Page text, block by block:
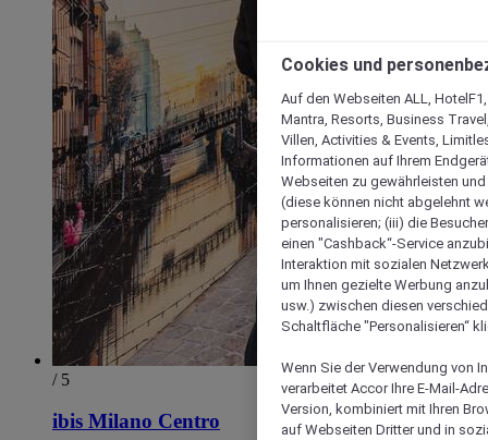
/ 5
ibis Milano Centro
Cookies und
Auf den Webseiten ALL,
Mantra, Resorts, Business
Villen, Activities & Events,
Informationen auf Ihrem
Webseiten zu gewährleisten
(diese können nicht abgelehnt
personalisieren; (iii) die
einen "Cashback“-Service
Interaktion mit sozialen
um Ihnen gezielte Werbung
usw.) zwischen diesen
Schaltfläche "Personalisieren“
Wenn Sie der Verwendung von
verarbeitet Accor Ihre E-Mail-
Version, kombiniert mit Ihren
auf Webseiten Dritter und in